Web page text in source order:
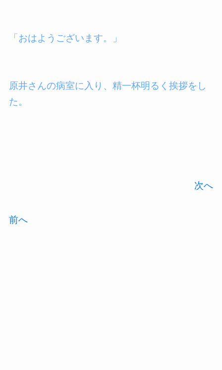
「おはようございます。」
原井さんの病室に入り、精一杯明るく挨拶をし
た。
次へ
前へ